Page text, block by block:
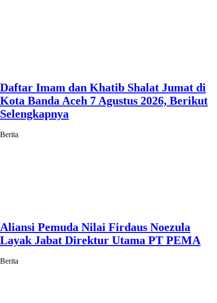
Daftar Imam dan Khatib Shalat Jumat di
Kota Banda Aceh 7 Agustus 2026, Berikut
Selengkapnya
Berita
Aliansi Pemuda Nilai Firdaus Noezula
Layak Jabat Direktur Utama PT PEMA
Berita